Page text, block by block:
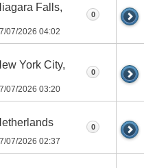
Falls,
07/2026 04:02
0
York City,
07/2026 03:20
0
07/2026 02:37
0